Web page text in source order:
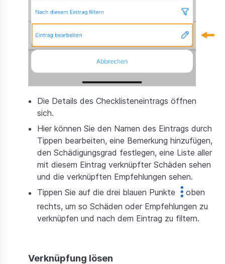
Die Details des Checklisteneintrags öffnen
sich.
Hier können Sie den Namen des Eintrags durch
Tippen bearbeiten, eine Bemerkung hinzufügen,
den Schädigungsgrad festlegen, eine Liste aller
mit diesem Eintrag verknüpfter Schäden sehen
und die verknüpften Empfehlungen sehen.
Tippen Sie auf die drei blauen Punkte
oben
rechts, um so Schäden oder Empfehlungen zu
verknüpfen und nach dem Eintrag zu filtern.
Verknüpfung lösen